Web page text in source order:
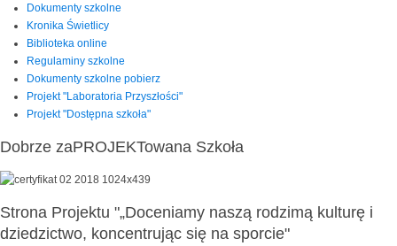
Dokumenty szkolne
Kronika Świetlicy
Biblioteka online
Regulaminy szkolne
Dokumenty szkolne pobierz
Projekt "Laboratoria Przyszłości"
Projekt "Dostępna szkoła"
Dobrze zaPROJEKTowana Szkoła
Strona Projektu "„Doceniamy naszą rodzimą kulturę i
dziedzictwo, koncentrując się na sporcie"